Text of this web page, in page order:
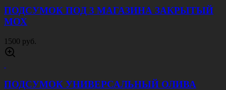
ПОДСУМОК ПОД 3 МАГАЗИНА ЗАКРЫТЫЙ
МОХ
1500 руб.
ПОДСУМОК УНИВЕРСАЛЬНЫЙ ОЛИВА